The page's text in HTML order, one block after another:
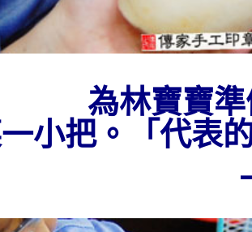
為林寶寶
小把。「代表